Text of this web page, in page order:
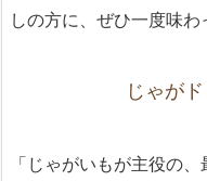
しの方に、ぜひ一度味わ
じゃが
「じゃがいもが主役の